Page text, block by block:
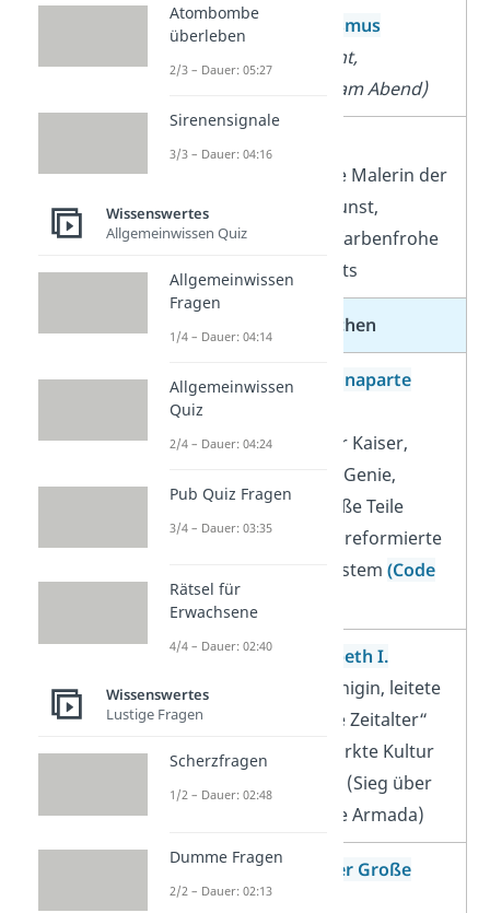
Impressionismus
(Sternennacht,
Caféterasse am Abend)
mexikanische Malerin der
modernen Kunst,
bekannt für farbenfrohe
Selbstportraits
Herrscher & Monarchen
Napoleon Bonaparte
französischer Kaiser,
militärisches Genie,
eroberte große Teile
Europas und reformierte
das Rechtssystem(Code
Civil)
Queen Elisabeth I.
englische Königin, leitete
das „Goldene Zeitalter“
Englands, stärkte Kultur
und Seefahrt (Sieg über
die Spanische Armada)
Alexander der Große
Atombombe
überleben
2/3 – Dauer: 05:27
Sirenensignale
3/3 – Dauer: 04:16
Wissenswertes
Allgemeinwissen Quiz
Allgemeinwissen
Fragen
1/4 – Dauer: 04:14
Allgemeinwissen
Quiz
2/4 – Dauer: 04:24
Pub Quiz Fragen
3/4 – Dauer: 03:35
Rätsel für
Erwachsene
4/4 – Dauer: 02:40
Wissenswertes
Lustige Fragen
Scherzfragen
1/2 – Dauer: 02:48
Dumme Fragen
2/2 – Dauer: 02:13